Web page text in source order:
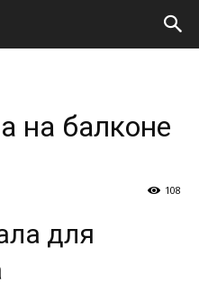
на балконе
108
для